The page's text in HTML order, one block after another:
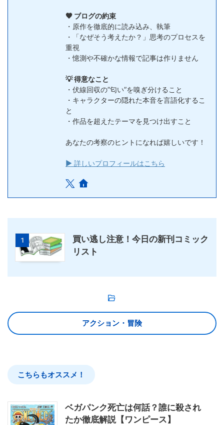
🧡 ブログの約束
・原作を徹底的に読み込み、執筆
・「なぜそう考えたか？」思考のプロセスを
重視
・憶測や不確かな情報で記事は作りません
💡 得意なこと
・伏線回収の”匂い”を嗅ぎ分けること
・キャラクターの隠れた本音を言語化するこ
と
・作品を超えたテーマを見つけ出すこと
あなたの考察のヒントになれば嬉しいです！
▶ 詳しいプロフィールはこちら
1
買い逃し注意！今日の新刊コミック
リスト
アクション・冒険
こちらもオススメ！
ベガパンク死亡は何話？誰に殺され
たか徹底解説【ワンピース】